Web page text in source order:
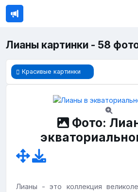
Лианы картинки - 58
Красивые картинки
Фото:
Лианы - это коллекция